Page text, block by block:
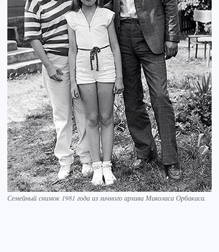
Семейный снимок 1981 года из личного архива Миколаса Орбакаса.